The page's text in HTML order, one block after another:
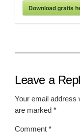
Download gratis
Leave a
Your email address
are marked*
Comment*